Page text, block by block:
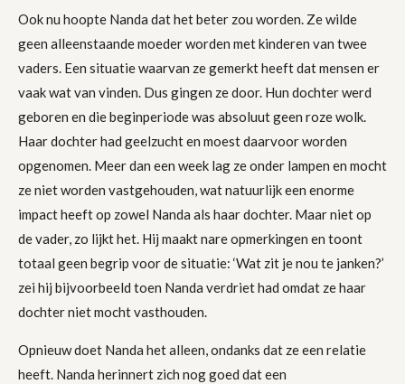
Ook nu hoopte Nanda dat het beter zou worden. Ze wilde
geen alleenstaande moeder worden met kinderen van twee
vaders. Een situatie waarvan ze gemerkt heeft dat mensen er
vaak wat van vinden. Dus gingen ze door. Hun dochter werd
geboren en die beginperiode was absoluut geen roze wolk.
Haar dochter had geelzucht en moest daarvoor worden
opgenomen. Meer dan een week lag ze onder lampen en mocht
ze niet worden vastgehouden, wat natuurlijk een enorme
impact heeft op zowel Nanda als haar dochter. Maar niet op
de vader, zo lijkt het. Hij maakt nare opmerkingen en toont
totaal geen begrip voor de situatie: ‘Wat zit je nou te janken?’
zei hij bijvoorbeeld toen Nanda verdriet had omdat ze haar
dochter niet mocht vasthouden.
Opnieuw doet Nanda het alleen, ondanks dat ze een relatie
heeft. Nanda herinnert zich nog goed dat een